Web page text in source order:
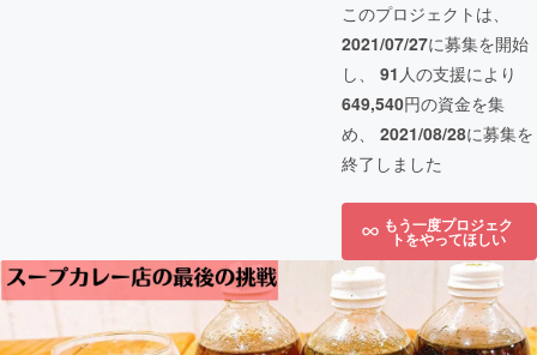
このプロジェクトは、
2021/07/27に募集を開始
し、 91 人の支援により
649,540円の資金を集
め、 2021/08/28に募集を
終了しました
もう一度プロジェク
トをやってほしい